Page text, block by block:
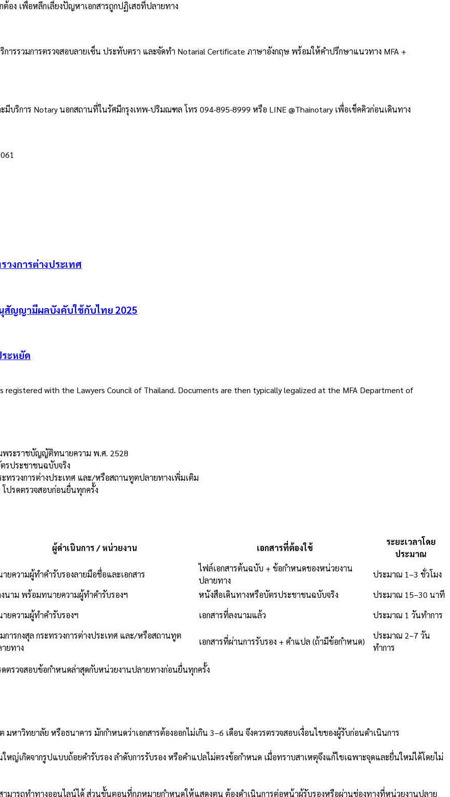
อง เพื่อหลีกเลี่ยงปัญหาเอกสารถูกปฏิเสธที่ปลายทาง
ารรวมการตรวจสอบลายเซ็น ประทับตรา และจัดทำ Notarial Certificate ภาษาอังกฤษ พร้อมให้คำปรึกษาแนวทาง MFA +
มีบริการ Notary นอกสถานที่ในรัศมีกรุงเทพ-ปริมณฑล โทร 094-895-8999 หรือ LINE @Thainotary เพื่อเช็คคิวก่อนเดินทาง
งการต่างประเทศ
สัญญามีผลบังคับใช้กับไทย 2025
ะหยัด
registered with the Lawyers Council of Thailand. Documents are then typically legalized at the MFA Department of
พระราชบัญญัติทนายความ พ.ศ. 2528
รประชาชนฉบับจริง
ทรวงการต่างประเทศ และ/หรือสถานทูตปลายทางเพิ่มเติม
ปรดตรวจสอบก่อนยื่นทุกครั้ง
ผู้ดำเนินการ / หน่วยงาน เอกสารที่ต้องใช้
ระยะเวลาโดย
ประมาณ
ยความผู้ทำคำรับรองลายมือชื่อและเอกสาร
ไฟล์เอกสารต้นฉบับ + ข้อกำหนดของหน่วยงาน
ปลายทาง
ประมาณ 1–3 ชั่วโมง
นาม พร้อมทนายความผู้ทำคำรับรองฯ หนังสือเดินทางหรือบัตรประชาชนฉบับจริง
ประมาณ 15–30 นาที
ยความผู้ทำคำรับรองฯ เอกสารที่ลงนามแล้ว ประมาณ 1 วันทำการ
การกงสุล กระทรวงการต่างประเทศ และ/หรือสถานทูต
ยทาง
เอกสารที่ผ่านการรับรอง + คำแปล (ถ้ามีข้อกำหนด)
ประมาณ 2–7 วัน
ทำการ
ตรวจสอบข้อกำหนดล่าสุดกับหน่วยงานปลายทางก่อนยื่นทุกครั้ง
หาวิทยาลัย หรือธนาคาร มักกำหนดว่าเอกสารต้องออกไม่เกิน 3–6 เดือน จึงควรตรวจสอบเงื่อนไขของผู้รับก่อนดำเนินการ
ญ่เกิดจากรูปแบบถ้อยคำรับรอง ลำดับการรับรอง หรือคำแปลไม่ตรงข้อกำหนด เมื่อทราบสาเหตุจึงแก้ไขเฉพาะจุดและยื่นใหม่ได้โดยไม่
มารถทำทางออนไลน์ได้ ส่วนขั้นตอนที่กฎหมายกำหนดให้แสดงตน ต้องดำเนินการต่อหน้าผู้รับรองหรือผ่านช่องทางที่หน่วยงานปลาย